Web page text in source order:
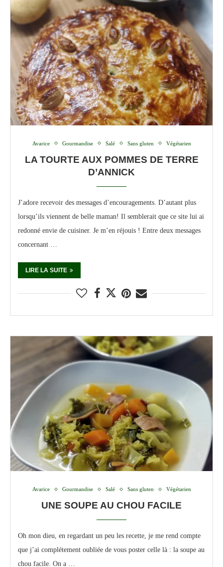
Avarice Gourmandise Salé Sans gluten Végétarien
LA TOURTE AUX POMMES DE TERRE
D’ANNICK
J’adore recevoir des messages d’encouragements. D’autant plus
lorsqu’ils viennent de belle maman! Il semblerait que ce site lui ai
redonné envie de cuisiner. Je m’en réjouis ! Entre deux messages
concernant …
LIRE LA SUITE
Avarice Gourmandise Salé Sans gluten Végétarien
UNE SOUPE AU CHOU FACILE
Oh mon dieu, en regardant un peu les recette, je me rend compte
que j’ai complétement oubliée de vous poster celle là : la soupe au
chou facile. On a …